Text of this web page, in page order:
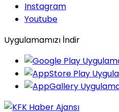
Instagram
Youtube
Uygulamamızı İndir